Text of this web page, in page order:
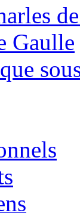
Gaulle